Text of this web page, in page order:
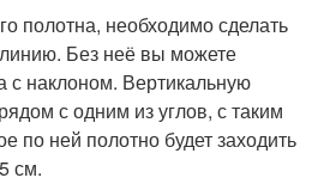
полотна, необходимо сделать
Без неё вы можете
с наклоном. Вертикальную
с одним из углов, с таким
по ней полотно будет заходить
см.